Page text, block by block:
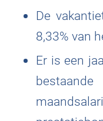
De
8,33% van
Er is een